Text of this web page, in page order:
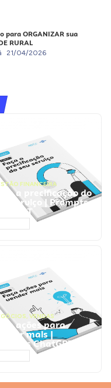
para ORGANIZAR sua
RURAL
21/04/2026
FINANCEIRA
a precificação do
serviço | Prompts
, VENDAS
ações para
mais |
ChatGPT